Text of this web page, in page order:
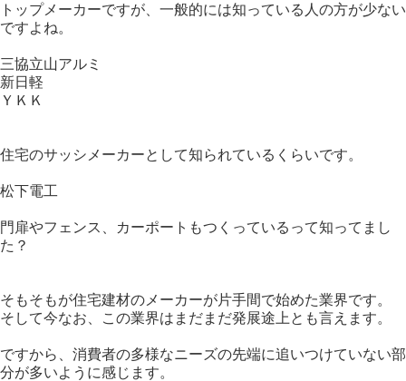
トップメーカーですが、一般的には知っている人の方が少ない
ですよね。
三協立山アルミ
新日軽
ＹＫＫ
住宅のサッシメーカーとして知られているくらいです。
松下電工
門扉やフェンス、カーポートもつくっているって知ってまし
た？
そもそもが住宅建材のメーカーが片手間で始めた業界です。
そして今なお、この業界はまだまだ発展途上とも言えます。
ですから、消費者の多様なニーズの先端に追いつけていない部
分が多いように感じます。